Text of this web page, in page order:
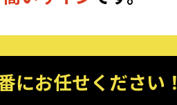
にお任せください！